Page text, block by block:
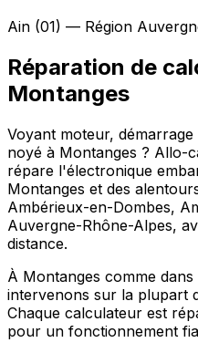
Ain (01) — Région
Réparation de
Montanges
Voyant moteur,
noyé à Montanges ? Allo-
répare l'électronique
Montanges et des
Ambérieux-en-Dombes,
Auvergne-Rhône-Alpes,
distance.
À Montanges comme
intervenons sur la plupart
Chaque calculateur est
pour un fonctionnement